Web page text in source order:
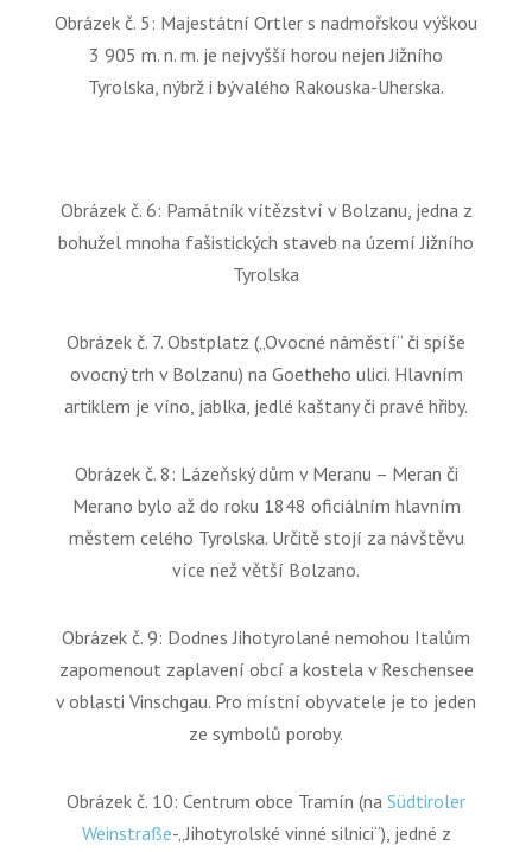
Obrázek č. 5: Majestátní Ortler s nadmořskou výškou
3 905 m. n. m. je nejvyšší horou nejen Jižního
Tyrolska, nýbrž i bývalého Rakouska-Uherska.
Obrázek č. 6: Památník vítězství v Bolzanu, jedna z
bohužel mnoha fašistických staveb na území Jižního
Tyrolska
Obrázek č. 7. Obstplatz („Ovocné náměstí“ či spíše
ovocný trh v Bolzanu) na Goetheho ulici. Hlavním
artiklem je víno, jablka, jedlé kaštany či pravé hřiby.
Obrázek č. 8: Lázeňský dům v Meranu – Meran či
Merano bylo až do roku 1848 oficiálním hlavním
městem celého Tyrolska. Určitě stojí za návštěvu
více než větší Bolzano.
Obrázek č. 9: Dodnes Jihotyrolané nemohou Italům
zapomenout zaplavení obcí a kostela v Reschensee
v oblasti Vinschgau. Pro místní obyvatele je to jeden
ze symbolů poroby.
Obrázek č. 10: Centrum obce Tramín (na Südtiroler
Weinstraße-„Jihotyrolské vinné silnici“), jedné z